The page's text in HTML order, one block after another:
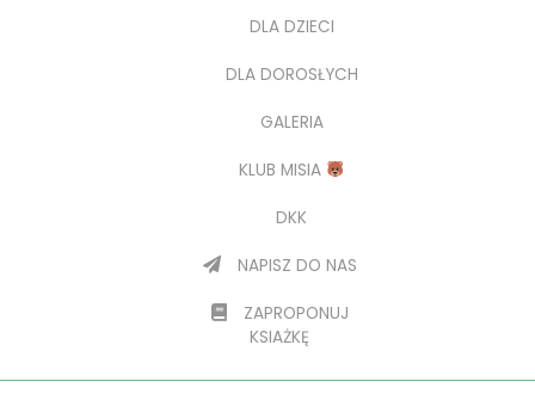
DLA DZIECI
DLA DOROSŁYCH
GALERIA
KLUB MISIA
DKK
NAPISZ DO NAS
ZAPROPONUJ
KSIAŻKĘ